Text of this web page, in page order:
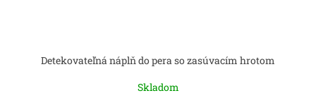
Detekovateľná náplň do pera so zasúvacím hrotom
Skladom